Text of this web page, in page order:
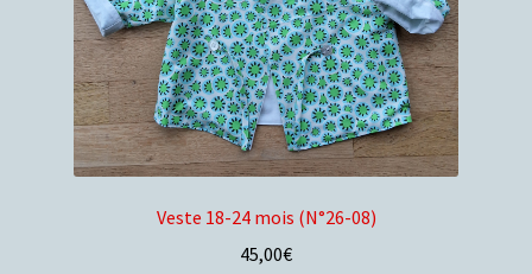
Veste 18-24 mois (N°26-08)
45,00€